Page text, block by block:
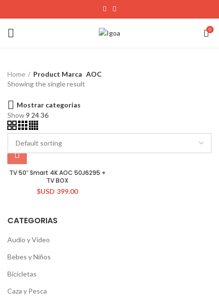
0
CATEGORIAS
Audio y Video
Bebes y Niños
Bicicletas
Caza y Pesca
Home Product Marca AOC
Showing the single result
Mostrar categorías
Show9 2436
TV 50″ Smart 4K AOC 50J6295 +
TV BOX
$USD 399.00